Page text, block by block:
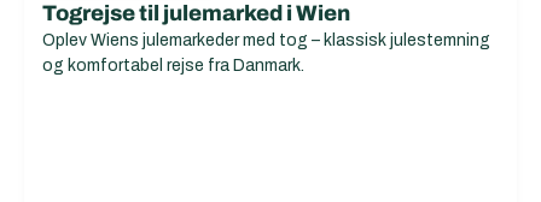
Togrejse til julemarked i Wien
Oplev Wiens julemarkeder med tog – klassisk julestemning
og komfortabel rejse fra Danmark.